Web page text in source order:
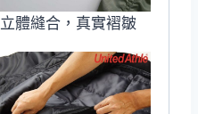
立體縫合，真實褶皺